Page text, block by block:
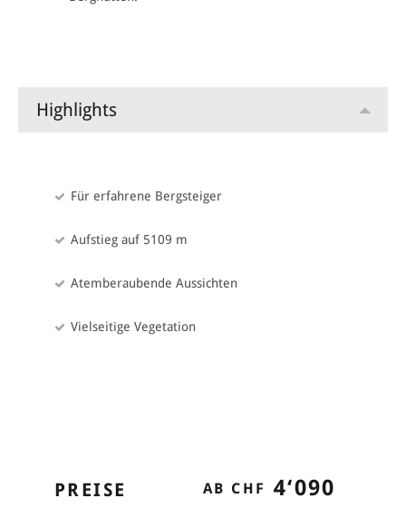
Highlights
Für erfahrene Bergsteiger
Aufstieg auf 5109 m
Atemberaubende Aussichten
Vielseitige Vegetation
PREISE AB CHF 4‘090